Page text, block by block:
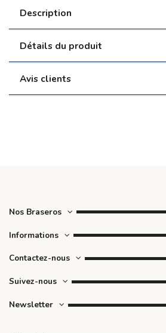
Description
Détails du produit
Avis clients
Nos Braseros
Informations
Contactez-nous
Suivez-nous
Newsletter